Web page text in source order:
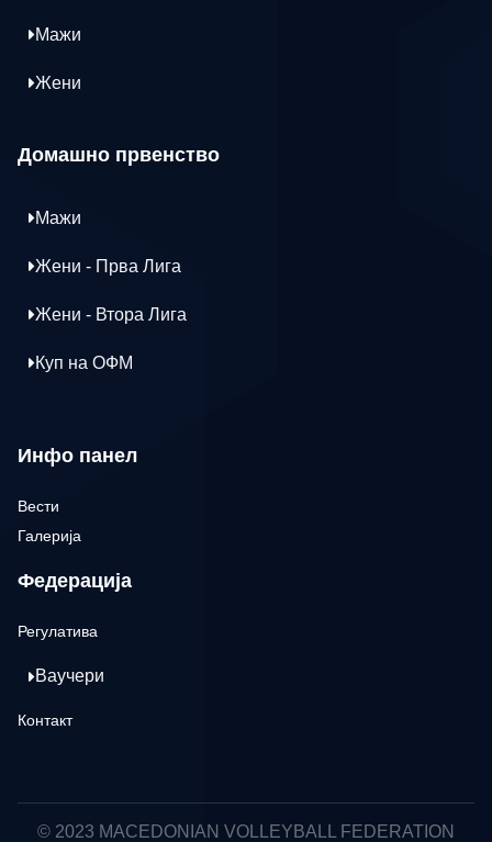
Мажи
Жени
Домашно првенство
Мажи
Жени - Прва Лига
Жени - Втора Лига
Куп на ОФМ
Инфо панел
Вести
Галерија
Федерација
Регулатива
Ваучери
Контакт
© 2023 MACEDONIAN VOLLEYBALL FEDERATION